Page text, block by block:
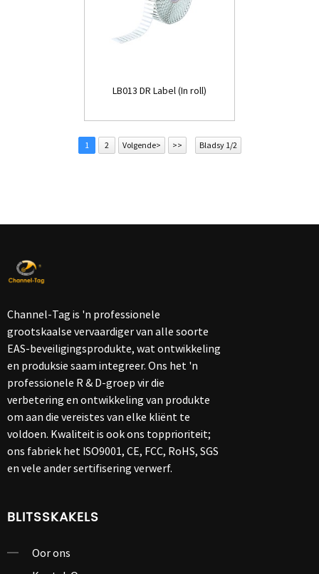
LB013 DR Label (In roll)
1 2 Volgende> >> Bladsy 1/2
Channel-Tag is 'n professionele
grootskaalse vervaardiger van alle soorte
EAS-beveiligingsprodukte, wat ontwikkeling
en produksie saam integreer. Ons het 'n
professionele R & D-groep vir die
verbetering en ontwikkeling van produkte
om aan die vereistes van elke kliënt te
voldoen. Kwaliteit is ook ons ​​topprioriteit;
ons fabriek het ISO9001, CE, FCC, RoHS, SGS
en vele ander sertifisering verwerf.
BLITSSKAKELS
Oor ons